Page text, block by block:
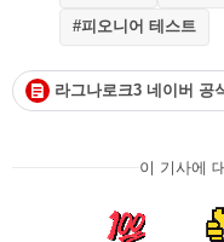
#피오니어 테스트
라그나로크3 네이버 공
이 기사에